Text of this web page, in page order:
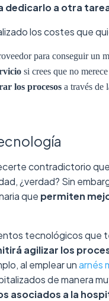
dedicarlo a otra
los costes que
para conseguir un
si crees que no
los procesos a través de
contradictorio
¿verdad? Sin
que permiten
tecnológicos que
agilizar los
al emplear unarnés
de manera
asociados a la